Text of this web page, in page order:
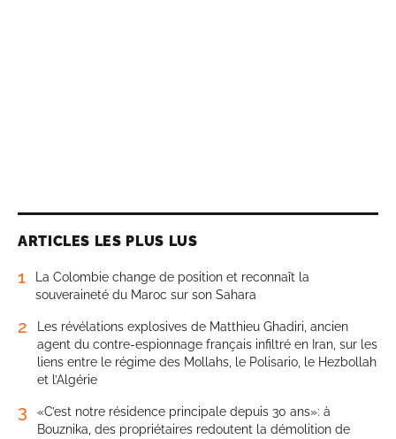
ARTICLES LES PLUS LUS
1
La Colombie change de position et reconnaît la
souveraineté du Maroc sur son Sahara
2
Les révélations explosives de Matthieu Ghadiri, ancien
agent du contre-espionnage français infiltré en Iran, sur les
liens entre le régime des Mollahs, le Polisario, le Hezbollah
et l’Algérie
3
«C’est notre résidence principale depuis 30 ans»: à
Bouznika, des propriétaires redoutent la démolition de